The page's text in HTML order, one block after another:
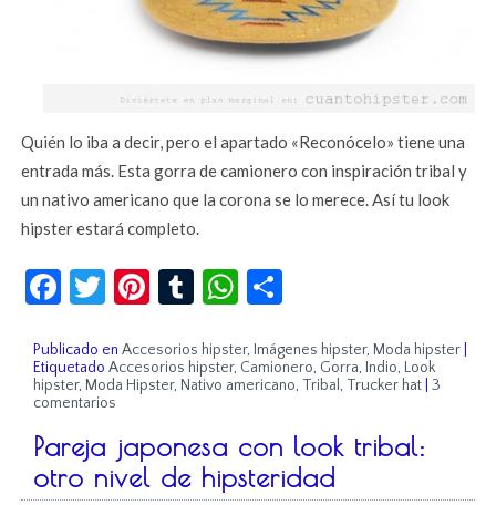
Quién lo iba a decir, pero el apartado «Reconócelo» tiene una
entrada más. Esta gorra de camionero con inspiración tribal y
un nativo americano que la corona se lo merece. Así tu look
hipster estará completo.
Facebook
Twitter
Pinterest
TumblrWhatsApp
Publicado en Accesorios hipster, Imágenes hipster, Moda hipster
Etiquetado Accesorios hipster, Camionero, Gorra, Indio, Look
hipster, Moda Hipster, Nativo americano, Tribal , Trucker hat |3
comentarios
Pareja japonesa con look tribal:
otro nivel de hipsteridad